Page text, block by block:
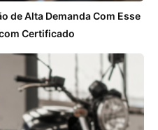
de Alta Demanda Com Esse
Certificado